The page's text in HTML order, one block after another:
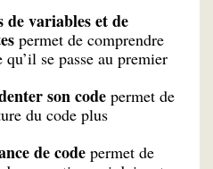
de variables et de
permet de comprendre
se passe au premier
son code permet de
du code plus
de code permet de